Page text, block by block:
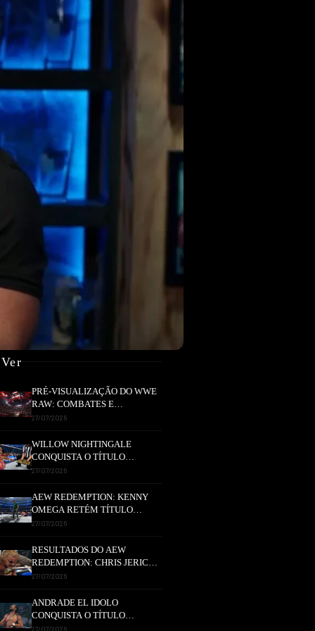
PRÉ-VISUALIZAÇÃO DO WWE
RAW: COMBATES E
SEGMENTOS A NÃO PERDER
27/07/2026
WILLOW NIGHTINGALE
CONQUISTA O TÍTULO
MUNDIAL FEMININO NA AEW
27/07/2026
AEW REDEMPTION: KENNY
OMEGA RETÉM TÍTULO
MUNDIAL EM COMBATE
27/07/2026
RESULTADOS DO AEW
REDEMPTION: CHRIS JERICHO
USA UMA FURADEIRA PARA
TOMMASO CIAMPA
27/07/2026
ANDRADE EL IDOLO
CONQUISTA O TÍTULO
NACIONAL DA AEW EM
27/07/2026